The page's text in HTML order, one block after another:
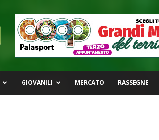
GIOVANILI MERCATO RASSEGNE